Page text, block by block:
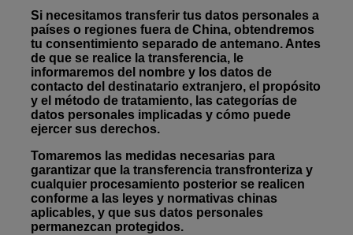
Si necesitamos transferir tus datos personales a
países o regiones fuera de China, obtendremos
tu consentimiento separado de antemano. Antes
de que se realice la transferencia, le
informaremos del nombre y los datos de
contacto del destinatario extranjero, el propósito
y el método de tratamiento, las categorías de
datos personales implicadas y cómo puede
ejercer sus derechos.
Tomaremos las medidas necesarias para
garantizar que la transferencia transfronteriza y
cualquier procesamiento posterior se realicen
conforme a las leyes y normativas chinas
aplicables, y que sus datos personales
permanezcan protegidos.